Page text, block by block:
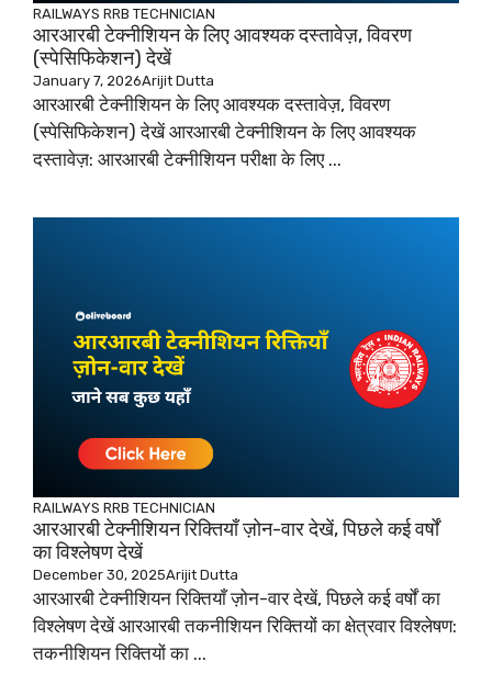
RAILWAYS RRB TECHNICIAN
आरआरबी टेक्नीशियन के लिए आवश्यक दस्तावेज़, विवरण
(स्पेसिफिकेशन) देखें
January 7, 2026Arijit Dutta
आरआरबी टेक्नीशियन के लिए आवश्यक दस्तावेज़, विवरण
(स्पेसिफिकेशन) देखें आरआरबी टेक्नीशियन के लिए आवश्यक
दस्तावेज़: आरआरबी टेक्नीशियन परीक्षा के लिए ...
RAILWAYS RRB TECHNICIAN
आरआरबी टेक्नीशियन रिक्तियाँ ज़ोन-वार देखें, पिछले कई वर्षों
का विश्लेषण देखें
December 30, 2025Arijit Dutta
आरआरबी टेक्नीशियन रिक्तियाँ ज़ोन-वार देखें, पिछले कई वर्षों का
विश्लेषण देखें आरआरबी तकनीशियन रिक्तियों का क्षेत्रवार विश्लेषण:
तकनीशियन रिक्तियों का ...